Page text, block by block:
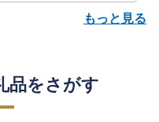
もっと見る
品をさがす